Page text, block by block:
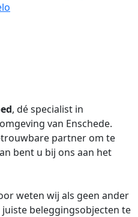
, dé specialist in
van Enschede.
partner om te
bent u bij ons aan het
weten wij als geen ander
beleggingsobjecten te